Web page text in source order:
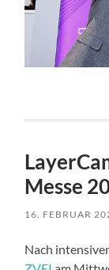
Messe
16. FEBRUAR
Nach